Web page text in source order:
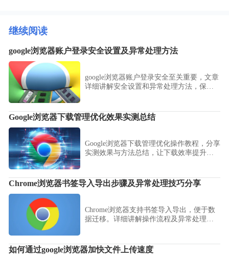
继续阅读
google浏览器账户登录安全设置及异常处理方法
google浏览器账户登录安全至关重要，文章
详细讲解安全设置和异常处理方法，保障
Google浏览器下载管理优化效果实测总结
Google浏览器下载管理优化操作教程，分享
实测效果与方法总结，让下载效率提升明
Chrome浏览器书签导入导出步骤及异常处理技巧分享
Chrome浏览器支持书签导入导出，便于数
据迁移。详细讲解操作流程及异常处理技
如何通过google浏览器加快文件上传速度